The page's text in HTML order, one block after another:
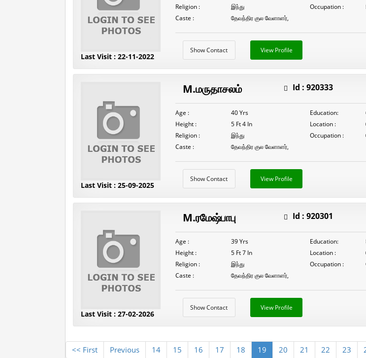
Last Visit : 22-11-2022
Religion :
இந்து
Caste :
தேவந்திர குல வேளாளர்,
Occupation :
Show Contact View Profile
Last Visit : 25-09-2025
M.மருதாசலம் Id :920333
Age :
40 Yrs
Height :
5 Ft 4 In
Religion :
இந்து
Caste :
தேவந்திர குல வேளாளர்,
Education:
Location :
Occupation :
Show Contact View Profile
Last Visit : 27-02-2026
M.ரமேஷ்பாபு Id :920301
Age :
39 Yrs
Height :
5 Ft 7 In
Religion :
இந்து
Caste :
தேவந்திர குல வேளாளர்,
Education:
Location :
Occupation :
Show Contact View Profile
<< First Previous 14 15 16 17 18 19 20 21 22 23